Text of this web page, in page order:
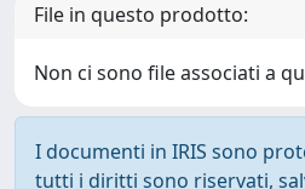
File in questo prodotto:
Non ci sono file associati a
I documenti in IRIS sono
tutti i diritti sono riservati,